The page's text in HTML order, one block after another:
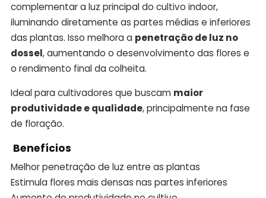
complementar a luz principal do cultivo indoor,
iluminando diretamente as partes médias e inferiores
das plantas. Isso melhora a penetração de luz no
dossel, aumentando o desenvolvimento das flores e
o rendimento final da colheita.
Ideal para cultivadores que buscam maior
produtividade e qualidade, principalmente na fase
de floração.
Benefícios
Melhor penetração de luz entre as plantas
Estimula flores mais densas nas partes inferiores